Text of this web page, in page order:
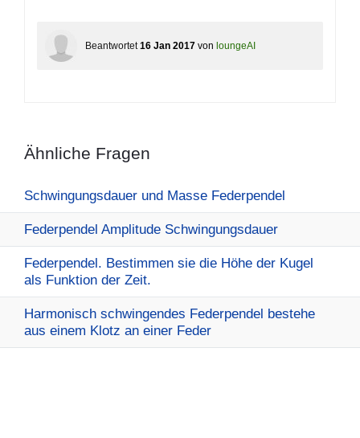
Beantwortet 16 Jan 2017 von loungeAI
Ähnliche Fragen
Schwingungsdauer und Masse Federpendel
Federpendel Amplitude Schwingungsdauer
Federpendel. Bestimmen sie die Höhe der Kugel
als Funktion der Zeit.
Harmonisch schwingendes Federpendel bestehe
aus einem Klotz an einer Feder